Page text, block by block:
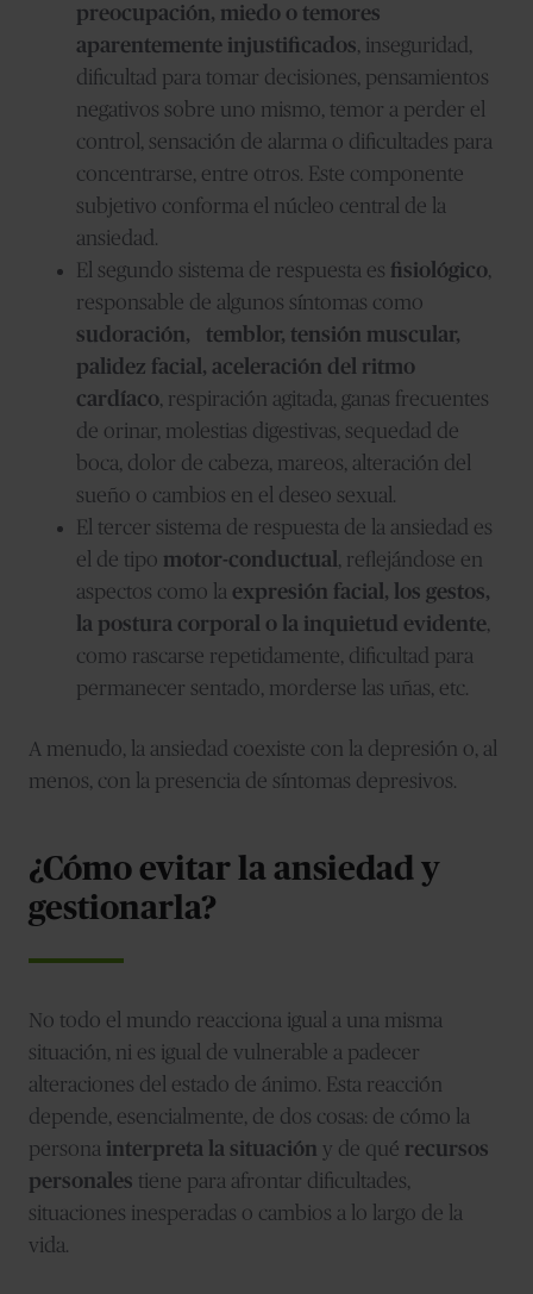
preocupación, miedo o temores
aparentemente injustificados, inseguridad,
dificultad para tomar decisiones, pensamientos
negativos sobre uno mismo, temor a perder el
control, sensación de alarma o dificultades para
concentrarse, entre otros. Este componente
subjetivo conforma el núcleo central de la
ansiedad.
El segundo sistema de respuesta es fisiológico,
responsable de algunos síntomas como
sudoración, temblor, tensión muscular,
palidez facial, aceleración del ritmo
cardíaco, respiración agitada, ganas frecuentes
de orinar, molestias digestivas, sequedad de
boca, dolor de cabeza, mareos, alteración del
sueño o cambios en el deseo sexual.
El tercer sistema de respuesta de la ansiedad es
el de tipo motor-conductual , reflejándose en
aspectos como la expresión facial, los gestos,
la postura corporal o la inquietud evidente,
como rascarse repetidamente, dificultad para
permanecer sentado, morderse las uñas, etc.
A menudo, la ansiedad coexiste con la depresión o, al
menos, con la presencia de síntomas depresivos.
¿Cómo evitar la ansiedad y
gestionarla?
No todo el mundo reacciona igual a una misma
situación, ni es igual de vulnerable a padecer
alteraciones del estado de ánimo. Esta reacción
depende, esencialmente, de dos cosas: de cómo la
persona interpreta la situación y de qué recursos
personales tiene para afrontar dificultades,
situaciones inesperadas o cambios a lo largo de la
vida.